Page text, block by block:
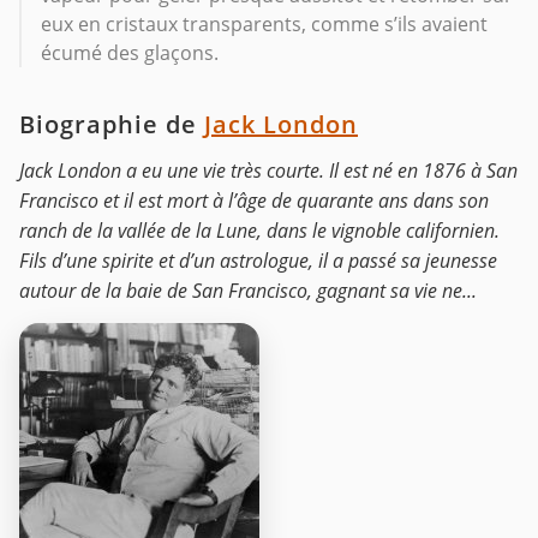
eux en cristaux transparents, comme s’ils avaient
écumé des glaçons.
Biographie de Jack London
Jack London a eu une vie très courte. Il est né en 1876 à San
Francisco et il est mort à l’âge de quarante ans dans son
ranch de la vallée de la Lune, dans le vignoble californien.
Fils d’une spirite et d’un astrologue, il a passé sa jeunesse
autour de la baie de San Francisco, gagnant sa vie ne...